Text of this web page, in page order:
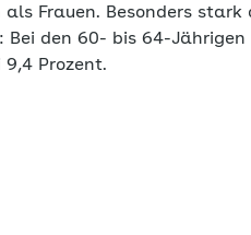
Frauen. Besonders
Bei den 60- bis 64-
9,4 Prozent.